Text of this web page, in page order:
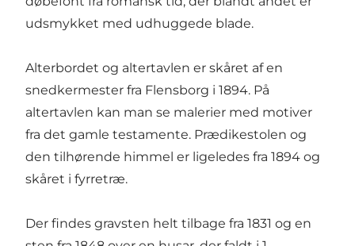
udsmykket med udhuggede blade.
Alterbordet og altertavlen er skåret af en
snedkermester fra Flensborg i 1894. På
altertavlen kan man se malerier med motiver
fra det gamle testamente. Prædikestolen og
den tilhørende himmel er ligeledes fra 1894 og
skåret i fyrretræ.
Der findes gravsten helt tilbage fra 1831 og en